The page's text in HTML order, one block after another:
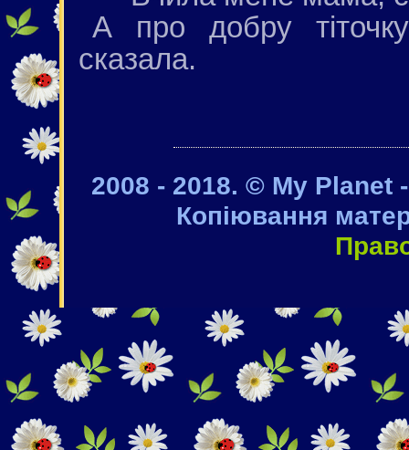
А про добру
сказала.
2008 - 2018. © My Planet
Копіювання